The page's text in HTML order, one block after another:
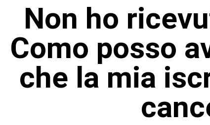
Non ho
Como posso
che la mia